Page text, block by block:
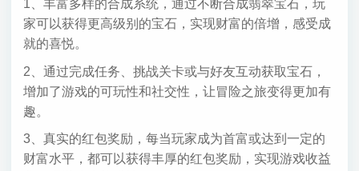
1、丰富多样的合成系统，通过不断合成翡翠宝石，玩
家可以获得更高级别的宝石，实现财富的倍增，感受成
就的喜悦。
2、通过完成任务、挑战关卡或与好友互动获取宝石，
增加了游戏的可玩性和社交性，让冒险之旅变得更加有
趣。
3、真实的红包奖励，每当玩家成为首富或达到一定的
财富水平，都可以获得丰厚的红包奖励，实现游戏收益